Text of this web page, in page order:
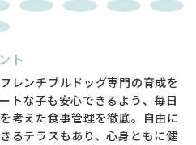
ト
レンチブルドッグ専門の育成を
トな子も安心できるよう、毎日
考えた食事管理を徹底。自由に
るテラスもあり、心身ともに健